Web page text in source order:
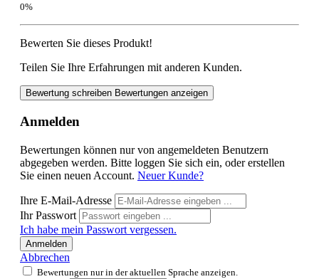
0%
Bewerten Sie dieses Produkt!
Teilen Sie Ihre Erfahrungen mit anderen Kunden.
Bewertung schreiben Bewertungen anzeigen
Anmelden
Bewertungen können nur von angemeldeten Benutzern
abgegeben werden. Bitte loggen Sie sich ein, oder erstellen
Sie einen neuen Account. Neuer Kunde?
Ihre E-Mail-Adresse
Ihr Passwort
Ich habe mein Passwort vergessen.
Anmelden
Abbrechen
Bewertungen nur in der aktuellen Sprache anzeigen.